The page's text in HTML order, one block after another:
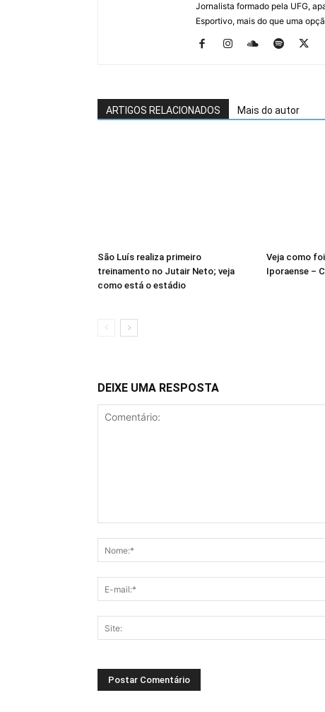
Jornalista formado pela UFG,
Esportivo, mais do que uma
ARTIGOS RELACIONADOS Mais do autor
São Luís realiza primeiro
treinamento no Jutair Neto; veja
como está o estádio
Veja como
Iporaense –
DEIXE UMA RESPOSTA